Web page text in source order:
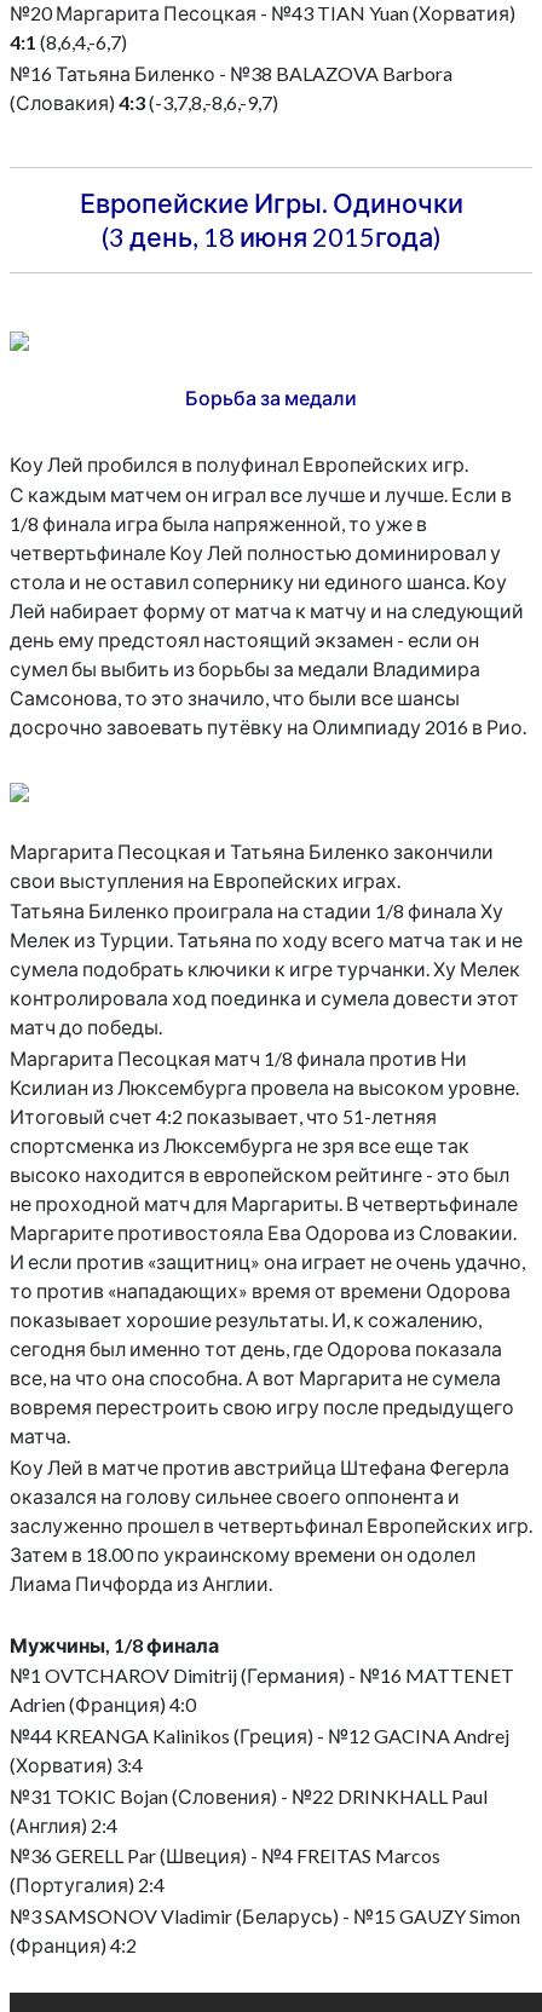
№20 Маргарита Песоцкая - №43 TIAN Yuan (Хорватия)
4:1 (8,6,4,-6,7)
№16 Татьяна Биленко - №38 BALAZOVA Barbora
(Словакия)4:3(-3,7,8,-8,6,-9,7)
Европейские Игры. Одиночки
(3 день, 18 июня 2015года)
Борьба за медали
Коу Лей пробился в полуфинал Европейских игр.
С каждым матчем он играл все лучше и лучше. Если в
1/8 финала игра была напряженной, то уже в
четвертьфинале Коу Лей полностью доминировал у
стола и не оставил сопернику ни единого шанса. Коу
Лей набирает форму от матча к матчу и на следующий
день ему предстоял настоящий экзамен - если он
сумел бы выбить из борьбы за медали Владимира
Самсонова, то это значило, что были все шансы
досрочно завоевать путёвку на Олимпиаду 2016 в Рио.
Маргарита Песоцкая и Татьяна Биленко закончили
свои выступления на Европейских играх.
Татьяна Биленко проиграла на стадии 1/8 финала Ху
Мелек из Турции. Татьяна по ходу всего матча так и не
сумела подобрать ключики к игре турчанки. Ху Мелек
контролировала ход поединка и сумела довести этот
матч до победы.
Маргарита Песоцкая матч 1/8 финала против Ни
Ксилиан из Люксембурга провела на высоком уровне.
Итоговый счет 4:2 показывает, что 51-летняя
спортсменка из Люксембурга не зря все еще так
высоко находится в европейском рейтинге - это был
не проходной матч для Маргариты. В четвертьфинале
Маргарите противостояла Ева Одорова из Словакии.
И если против «защитниц» она играет не очень удачно,
то против «нападающих» время от времени Одорова
показывает хорошие результаты. И, к сожалению,
сегодня был именно тот день, где Одорова показала
все, на что она способна. А вот Маргарита не сумела
вовремя перестроить свою игру после предыдущего
матча.
Коу Лей в матче против австрийца Штефана Фегерла
оказался на голову сильнее своего оппонента и
заслуженно прошел в четвертьфинал Европейских игр.
Затем в 18.00 по украинскому времени он одолел
Лиама Пичфорда из Англии.
Мужчины, 1/8 финала
№1 OVTCHAROV Dimitrij (Германия) - №16 MATTENET
Adrien (Франция) 4:0
№44 KREANGA Kalinikos (Греция) - №12 GACINA Andrej
(Хорватия) 3:4
№31 TOKIC Bojan (Словения) - №22 DRINKHALL Paul
(Англия) 2:4
№36 GERELL Par (Швеция) - №4 FREITAS Marcos
(Португалия) 2:4
№3 SAMSONOV Vladimir (Беларусь) - №15 GAUZY Simon
(Франция) 4:2